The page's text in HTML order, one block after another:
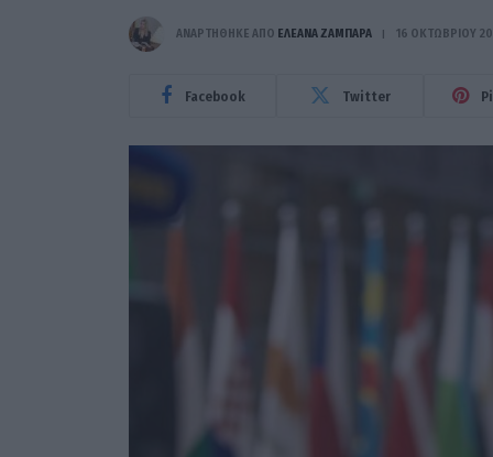
ΑΝΑΡΤΗΘΗΚΕ ΑΠΟ ΕΛΕΑΝΑ ΖΑΜΠΑΡΑ 16 ΟΚΤΩΒΡΊΟΥ
Facebook Twitter